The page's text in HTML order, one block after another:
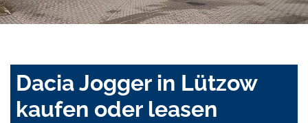
Dacia Jogger in Lützow
kaufen oder leasen